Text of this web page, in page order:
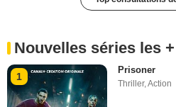
Nouvelles séries les
1
Prisoner
Thriller,Action